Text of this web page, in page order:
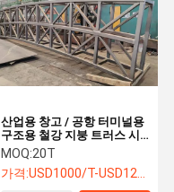
산업용 창고 / 공항 터미널용
구조용 철강 지붕 트러스 시
스템
MOQ:20T
가격:USD1000/T-USD1200/T